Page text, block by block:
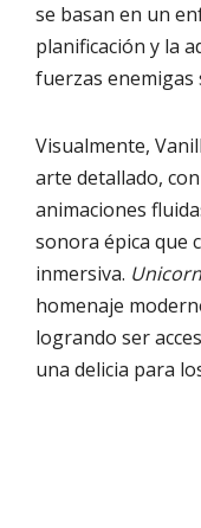
se basan en un
planificación y la
fuerzas enemigas
Visualmente,
arte detallado,
animaciones
sonora épica que
inmersiva.
homenaje
logrando ser
una delicia para